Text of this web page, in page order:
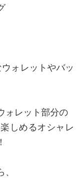
ォレットやバッ
ォレット部分の
しめるオシャレ